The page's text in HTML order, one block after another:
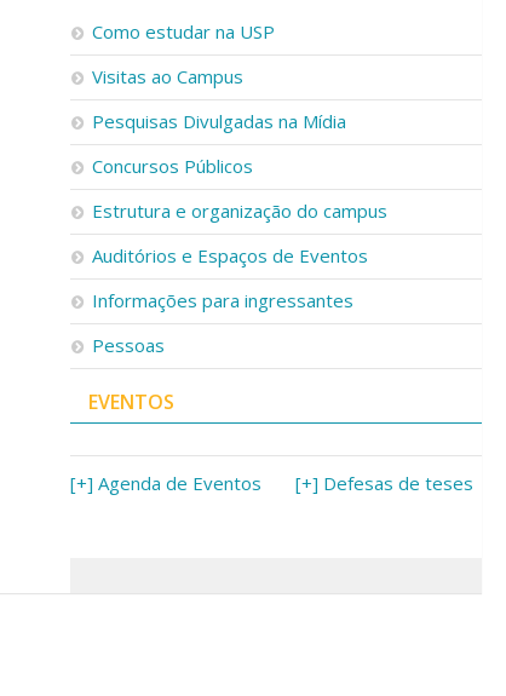
Como estudar na USP
Visitas ao Campus
Pesquisas Divulgadas na Mídia
Concursos Públicos
Estrutura e organização do campus
Auditórios e Espaços de Eventos
Informações para ingressantes
Pessoas
EVENTOS
[+] Agenda de Eventos [+] Defesas de teses